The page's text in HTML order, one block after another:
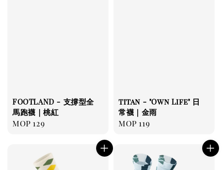
FOOTLAND - 支撐型全
馬跑襪｜桃紅
Regular
MOP 129
titan - "Own Life" 日
常襪｜金雨
Regular
MOP 119